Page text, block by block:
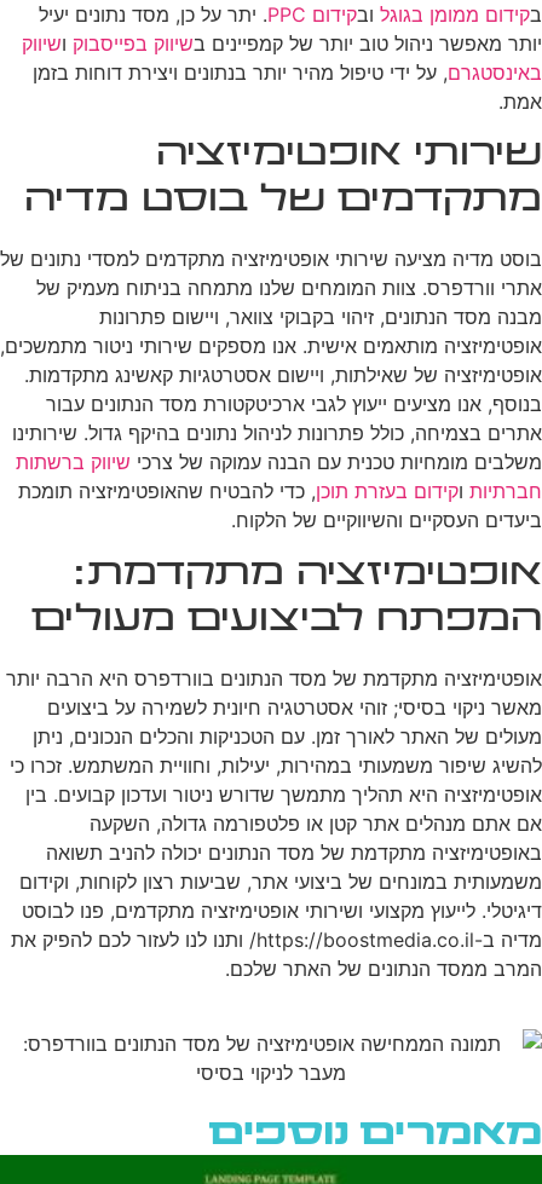
בקידום ממומן בגוגל ובקידום PPC
. יתר על כן, מסד נתונים יעיל
יותר מאפשר ניהול טוב יותר של קמפיינים בשיווק בפייסבוק ושיווק
באינסטגרם, על ידי טיפול מהיר יותר בנתונים ויצירת דוחות בזמן
אמת.
שירותי אופטימיזציה
מתקדמים של בוסט מדיה
בוסט מדיה מציעה שירותי אופטימיזציה מתקדמים למסדי נתונים של
אתרי וורדפרס. צוות המומחים שלנו מתמחה בניתוח מעמיק של
מבנה מסד הנתונים, זיהוי בקבוקי צוואר, ויישום פתרונות
אופטימיזציה מותאמים אישית. אנו מספקים שירותי ניטור מתמשכים,
אופטימיזציה של שאילתות, ויישום אסטרטגיות קאשינג מתקדמות.
בנוסף, אנו מציעים ייעוץ לגבי ארכיטקטורת מסד הנתונים עבור
אתרים בצמיחה, כולל פתרונות לניהול נתונים בהיקף גדול. שירותינו
משלבים מומחיות טכנית עם הבנה עמוקה של צרכי שיווק ברשתות
חברתיות וקידום בעזרת תוכן, כדי להבטיח שהאופטימיזציה תומכת
ביעדים העסקיים והשיווקיים של הלקוח.
אופטימיזציה מתקדמת:
המפתח לביצועים מעולים
אופטימיזציה מתקדמת של מסד הנתונים בוורדפרס היא הרבה יותר
מאשר ניקוי בסיסי; זוהי אסטרטגיה חיונית לשמירה על ביצועים
מעולים של האתר לאורך זמן. עם הטכניקות והכלים הנכונים, ניתן
להשיג שיפור משמעותי במהירות, יעילות, וחוויית המשתמש. זכרו כי
אופטימיזציה היא תהליך מתמשך שדורש ניטור ועדכון קבועים. בין
אם אתם מנהלים אתר קטן או פלטפורמה גדולה, השקעה
באופטימיזציה מתקדמת של מסד הנתונים יכולה להניב תשואה
משמעותית במונחים של ביצועי אתר, שביעות רצון לקוחות, וקידום
דיגיטלי. לייעוץ מקצועי ושירותי אופטימיזציה מתקדמים, פנו לבוסט
מדיה ב-https://boostmedia.co.il/ ותנו לנו לעזור לכם להפיק את
המרב ממסד הנתונים של האתר שלכם.
מאמרים נוספים